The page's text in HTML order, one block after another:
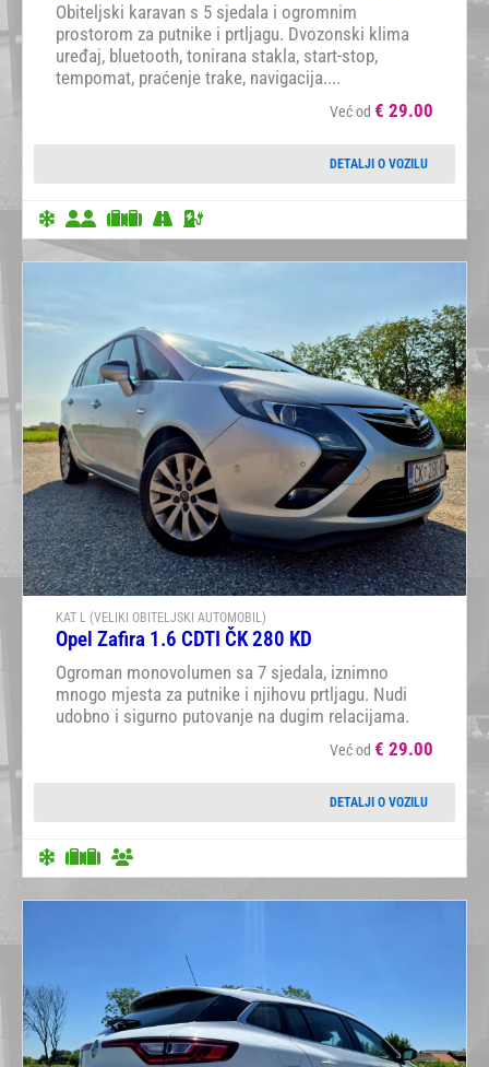
Obiteljski karavan s 5 sjedala i ogromnim
prostorom za putnike i prtljagu. Dvozonski klima
uređaj, bluetooth, tonirana stakla, start-stop,
tempomat, praćenje trake, navigacija....
Već od € 29.00
DETALJI O VOZILU
KAT L (VELIKI OBITELJSKI AUTOMOBIL)
Opel Zafira 1.6 CDTI ČK 280 KD
Ogroman monovolumen sa 7 sjedala, iznimno
mnogo mjesta za putnike i njihovu prtljagu. Nudi
udobno i sigurno putovanje na dugim relacijama.
Već od € 29.00
DETALJI O VOZILU